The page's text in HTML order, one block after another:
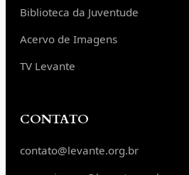
Biblioteca da Juventude
Acervo de Imagens
TV Levante
CONTATO
contato@levante.org.br